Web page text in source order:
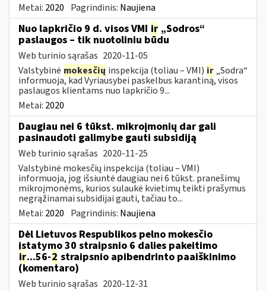
Metai: 2020 Pagrindinis: Naujiena
Nuo lapkričio 9 d. visos VMI ir „Sodros“
paslaugos – tik nuotoliniu būdu
Web turinio sąrašas 2020-11-05
Valstybinė mokesčių inspekcija (toliau – VMI) ir„Sodra“
informuoja, kad Vyriausybei paskelbus karantiną, visos
paslaugos klientams nuo lapkričio 9...
Metai: 2020
Daugiau nei 6 tūkst. mikroįmonių dar gali
pasinaudoti galimybe gauti subsidiją
Web turinio sąrašas 2020-11-25
Valstybinė mokesčių inspekcija (toliau – VMI)
informuoja, jog išsiuntė daugiau nei 6 tūkst. pranešimų
mikroįmonėms, kurios sulaukė kvietimų teikti prašymus
negrąžinamai subsidijai gauti, tačiau to...
Metai: 2020 Pagrindinis: Naujiena
Dėl Lietuvos Respublikos pelno mokesčio
įstatymo 30 straipsnio 6 dalies pakeitimo
ir...56-2 straipsnio apibendrinto paaiškinimo
(komentaro)
Web turinio sąrašas 2020-12-31